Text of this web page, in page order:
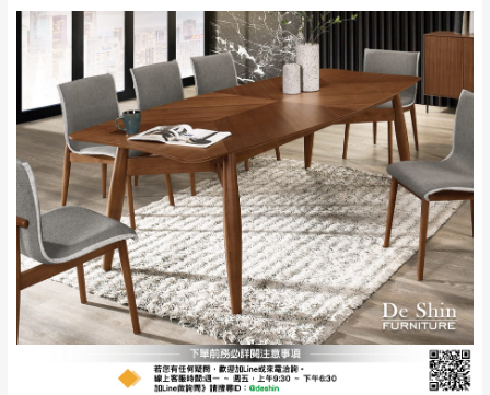
免 運
費
＊A108產品另收運費
台北 無
新北
雙溪、貢寮、烏
來、平溪、九份、
石門、林口 下福
里、新店山區、三
峽山區、石碇、坪
林、福隆、淡水山
區、北投湖山路、
深坑山區
$ 9,000以上：免
（洽詢方式請搜尋 Line ID → @dershin）
運送範圍：限定北至基隆，南至苗栗，偏遠
地區恕無法提供運送 (詳見運送規章)。
配送範圍：
苗栗至基隆；其它地區暫不開放，如因特殊
地型限制(山區、鄉、鎮、村)、樓梯太小、無
法搬運上樓等因素，導致無法配送，本公司
保有出貨的權利。
保護物流人員的工作安全，賣家無提供吊掛
服務，若需以吊車或其他的吊掛方式吊運，
費用將由買方自行支付。
因大型傢俱有組裝、配送的問題，並非一般